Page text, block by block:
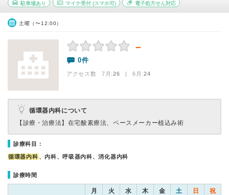
駐車場あり マイナ受付(スマホ可) 電子処方せん対応
土曜（〜12:00）
－
0件
アクセス数 7月:26 | 6月:24
循環器内科について
【診療・治療法】 在宅酸素療法、ペースメーカー植込み術
診療科目：
循環器内科 、内科、呼吸器内科、消化器内科
診療時間
月 火 水 木 金 土 日 祝